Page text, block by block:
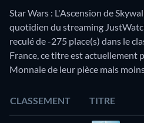
Star Wars : L'Ascension de
quotidien du streaming
reculé de -275 place(s) dans le
France, ce titre est actuellement
Monnaie de leur pièce mais
CLASSEMENT TITRE